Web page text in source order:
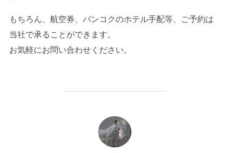
もちろん、航空券、バンコクのホテル手配等、ご予約は
当社で承ることができます。
お気軽にお問い合わせください。
投稿者